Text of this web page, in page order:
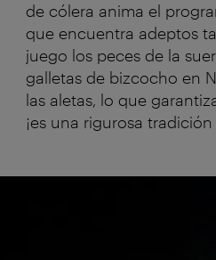
de cólera anima el
que encuentra adeptos
juego los peces de la
galletas de bizcocho en
las aletas, lo que
¡es una rigurosa tradición